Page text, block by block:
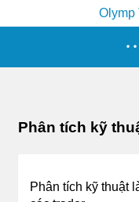
Olymp
Phân tích kỹ
Phân tích kỹ thuật